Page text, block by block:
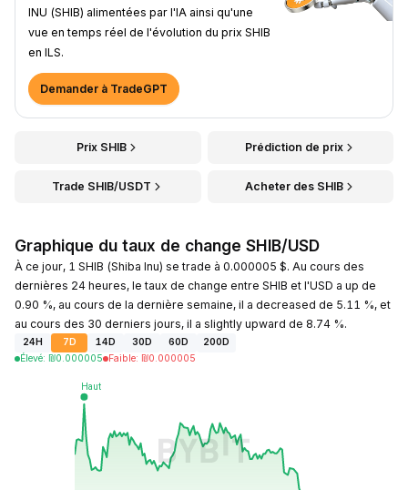
INU (SHIB) alimentées par l'IA ainsi qu'une
vue en temps réel de l'évolution du prix SHIB
en ILS.
Demander à TradeGPT
Prix SHIB Prédiction de prix
Trade SHIB/USDT Acheter des SHIB
Graphique du taux de change SHIB/USD
À ce jour, 1 SHIB (Shiba Inu) se trade à 0.000005 $. Au cours des
dernières 24 heures, le taux de change entre SHIB et l'USD a up de
0.90 %, au cours de la dernière semaine, il a decreased de 5.11 %, et
au cours des 30 derniers jours, il a slightly upward de 8.74 %.
24H 7D 14D 30D 60D
200D
Élevé: ₪0.000005 Faible: ₪0.000005